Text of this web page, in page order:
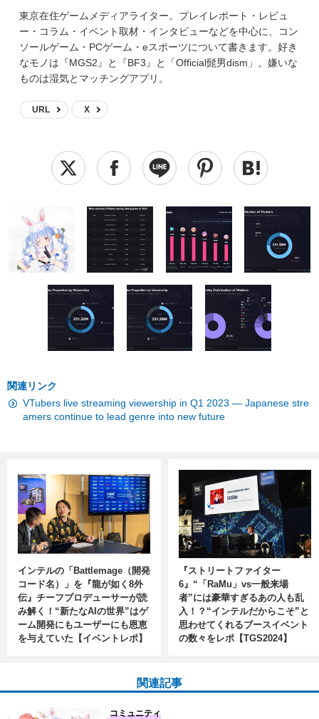
東京在住ゲームメディアライター。プレイレポート・レビュ
ー・コラム・イベント取材・インタビューなどを中心に、コン
ソールゲーム・PCゲーム・eスポーツについて書きます。好き
なモノは『MGS2』と『BF3』と「Official髭男dism」。嫌いな
ものは湿気とマッチングアプリ。
URL X
関連リンク
VTubers live streaming viewership in Q1 2023 — Japanese stre
amers continue to lead genre into new future
インテルの「Battlemage（開発
コード名）」を『龍が如く8外
伝』チーフプロデューサーが読
み解く！“新たなAIの世界”はゲ
ーム開発にもユーザーにも恩恵
を与えていた【イベントレポ】
『ストリートファイター
6』“「RaMu」vs一般来場
者”には豪華すぎるあの人も乱
入！？“インテルだからこそ”と
思わせてくれるブースイベント
の数々をレポ【TGS2024】
関連記事
コミュニティ